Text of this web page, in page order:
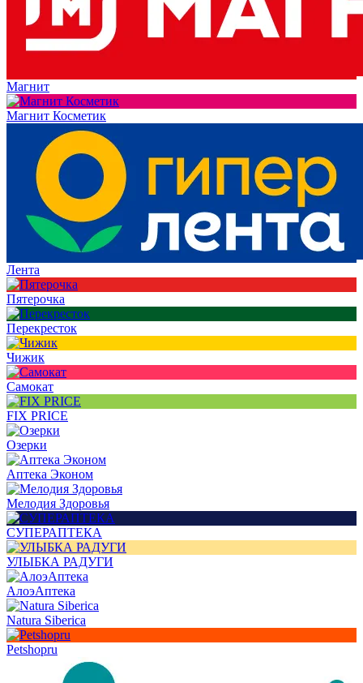
Магнит
Магнит Косметик
Лента
Пятерочка
Перекресток
Чижик
Самокат
FIX PRICE
Озерки
Аптека Эконом
Мелодия Здоровья
СУПЕРАПТЕКА
УЛЫБКА РАДУГИ
АлоэАптека
Natura Siberica
Petshopru